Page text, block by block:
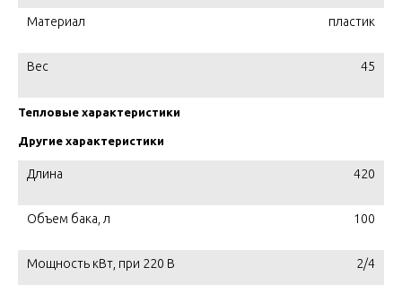
Материал пластик
Вес 45
Тепловые характеристики
Другие характеристики
Длина 420
Объем бака, л 100
Мощность кВт, при 220 В 2/4